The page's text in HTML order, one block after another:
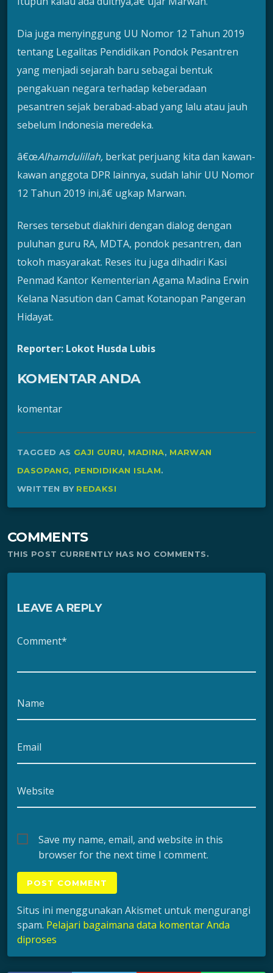
Dia juga menyinggung UU Nomor 12 Tahun 2019
tentang Legalitas Pendidikan Pondok Pesantren
yang menjadi sejarah baru sebagai bentuk
pengakuan negara terhadap keberadaan
pesantren sejak berabad-abad yang lalu atau jauh
sebelum Indonesia meredeka.
â€œAlhamdulillah, berkat perjuang kita dan kawan-
kawan anggota DPR lainnya, sudah lahir UU Nomor
12 Tahun 2019 ini,â€ ugkap Marwan.
Rerses tersebut diakhiri dengan dialog dengan
puluhan guru RA, MDTA, pondok pesantren, dan
tokoh masyarakat. Reses itu juga dihadiri Kasi
Penmad Kantor Kementerian Agama Madina Erwin
Kelana Nasution dan Camat Kotanopan Pangeran
Hidayat.
Reporter: Lokot Husda Lubis
KOMENTAR ANDA
komentar
TAGGED AS GAJI GURU, MADINA, MARWAN
DASOPANG, PENDIDIKAN ISLAM.
WRITTEN BY REDAKSI
COMMENTS
THIS POST CURRENTLY HAS NO COMMENTS.
LEAVE A REPLY
Comment*
Name
Email
Website
Save my name, email, and website in this
browser for the next time I comment.
Situs ini menggunakan Akismet untuk mengurangi
spam. Pelajari bagaimana data komentar Anda
diproses